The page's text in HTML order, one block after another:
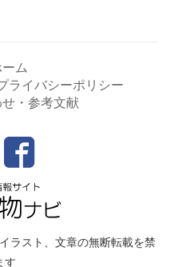
ム
ライバシーポリシー
・参考文献
ラスト、文章の無断転載を禁
す